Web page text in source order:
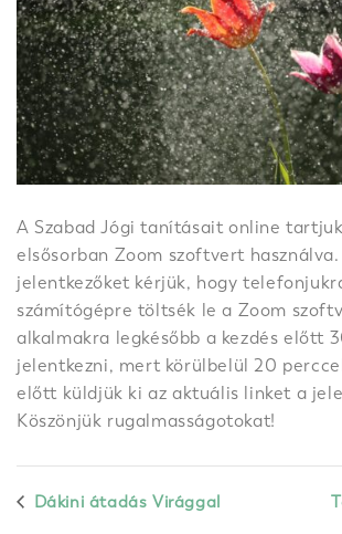
A Szabad Jógi tanításait online
elsősorban Zoom szoftvert
jelentkezőket kérjük, hogy
számítógépre töltsék le a Zoom
alkalmakra legkésőbb a kezdés előtt
jelentkezni, mert körülbelül 20
előtt küldjük ki az aktuális linket a
Köszönjük rugalmasságotokat!
Dákini átadás Virággal